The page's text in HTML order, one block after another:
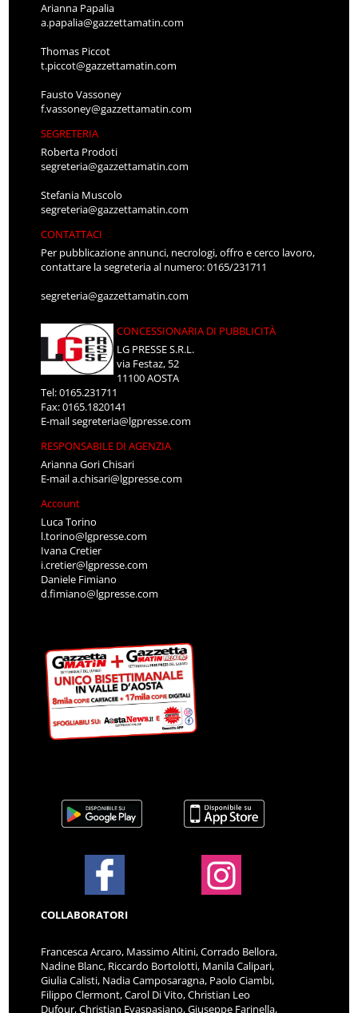
Arianna Papalia
a.papalia@gazzettamatin.com
Thomas Piccot
t.piccot@gazzettamatin.com
Fausto Vassoney
f.vassoney@gazzettamatin.com
SEGRETERIA
Roberta Prodoti
segreteria@gazzettamatin.com
Stefania Muscolo
segreteria@gazzettamatin.com
CONTATTACI
Per pubblicazione annunci, necrologi, offro e cerco lavoro,
contattare la segreteria al numero: 0165/231711
segreteria@gazzettamatin.com
CONCESSIONARIA DI PUBBLICITÀ
LG PRESSE S.R.L.
via Festaz, 52
11100 AOSTA
Tel: 0165.231711
Fax: 0165.1820141
E-mailsegreteria@lgpresse.com
RESPONSABILE DI AGENZIA
Arianna Gori Chisari
E-maila.chisari@lgpresse.com
Account
Luca Torino
l.torino@lgpresse.com
Ivana Cretier
i.cretier@lgpresse.com
Daniele Fimiano
d.fimiano@lgpresse.com
COLLABORATORI
Francesca Arcaro, Massimo Altini, Corrado Bellora,
Nadine Blanc, Riccardo Bortolotti, Manila Calipari,
Giulia Calisti, Nadia Camposaragna, Paolo Ciambi,
Filippo Clermont, Carol Di Vito, Christian Leo
Dufour, Christian Evaspasiano, Giuseppe Farinella,